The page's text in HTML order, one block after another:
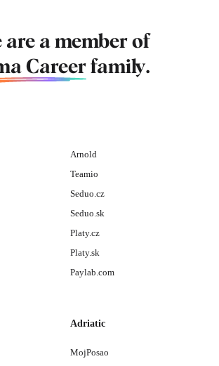
are a member of
Career family.
Arnold
Teamio
Seduo.cz
Seduo.sk
Platy.cz
Platy.sk
Paylab.com
Adriatic
MojPosao